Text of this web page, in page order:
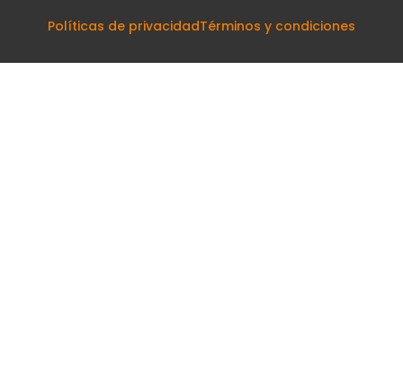
Políticas de privacidadTérminos y condiciones